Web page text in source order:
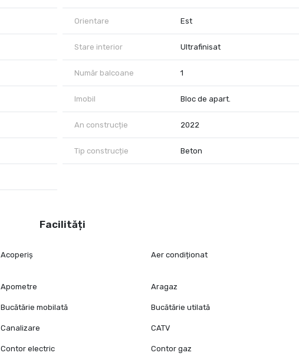
Orientare Est
Stare interior Ultrafinisat
Număr balcoane 1
Imobil Bloc de apart.
An construcție 2022
Tip construcție Beton
Facilități
Acoperiș Aer condiționat
Apometre Aragaz
Bucătărie mobilată Bucătărie utilată
Canalizare CATV
Contor electric Contor gaz